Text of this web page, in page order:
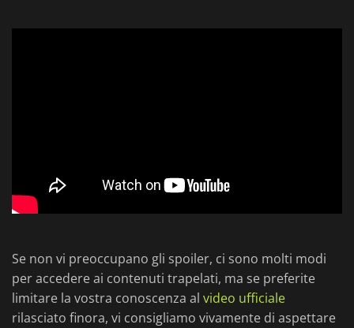
Se non vi preoccupano gli spoiler, ci sono molti modi
per accedere ai contenuti trapelati, ma se preferite
limitare la vostra conoscenza al video ufficiale
rilasciato finora, vi consigliamo vivamente di aspettare